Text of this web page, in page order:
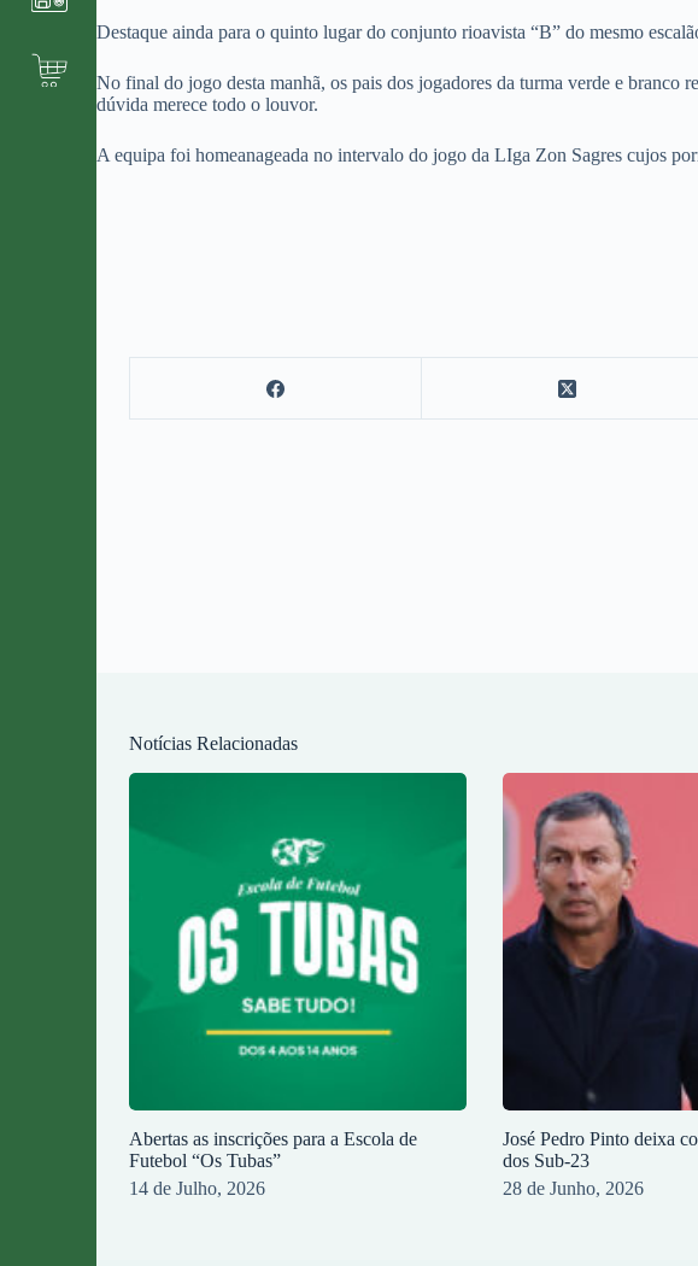
Destaque ainda para o quinto lugar do conjunto rioavista “B” do mesmo
No final do jogo desta manhã, os pais dos jogadores da turma verde e branco
dúvida merece todo o louvor.
A equipa foi homeanageada no intervalo do jogo da LIga Zon Sagres cujos
Notícias Relacionadas
Abertas as inscrições para a Escola de
Futebol “Os Tubas”
14 de Julho, 2026
José Pedro Pinto deixa
dos Sub-23
28 de Junho, 2026